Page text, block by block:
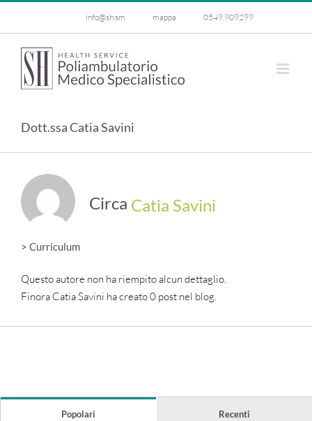
info@sh.sm mappa 0549.909299
Dott.ssa Catia Savini
Circa Catia Savini
Questo autore non ha riempito alcun dettaglio.
Finora Catia Savini ha creato 0 post nel blog.
Popolari Recenti